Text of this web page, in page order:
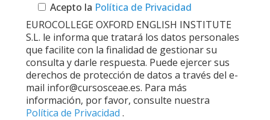
Acepto la Política de Privacidad
EUROCOLLEGE OXFORD ENGLISH INSTITUTE
S.L. le informa que tratará los datos personales
que facilite con la finalidad de gestionar su
consulta y darle respuesta. Puede ejercer sus
derechos de protección de datos a través del e-
mail infor@cursosceae.es. Para más
información, por favor, consulte nuestra
Política de Privacidad .